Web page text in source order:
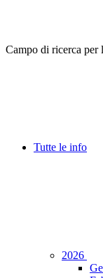
Campo di ricerca per
Tutte le info
2026